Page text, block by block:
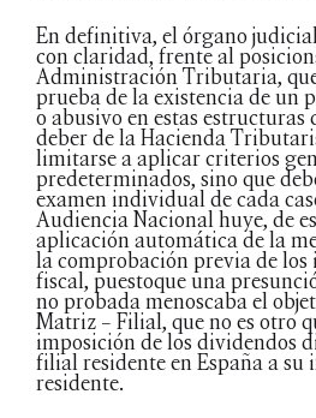
En definitiva, el órgano
con claridad, frente al
Administración Tributaria,
prueba de la existencia de un
o abusivo en estas estructuras
deber de la Hacienda
limitarse a aplicar criterios
predeterminados, sino que
examen individual de cada
Audiencia Nacional huye, de
aplicación automática de la
la comprobación previa de los
fiscal, puestoque una
no probada menoscaba el
Matriz – Filial, que no es otro
imposición de los dividendos
filial residente en España a su
residente.